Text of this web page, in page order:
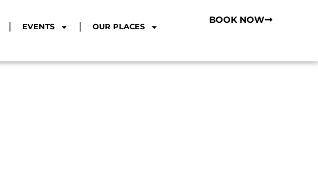
EVENTS OUR PLACES
BOOK NOW